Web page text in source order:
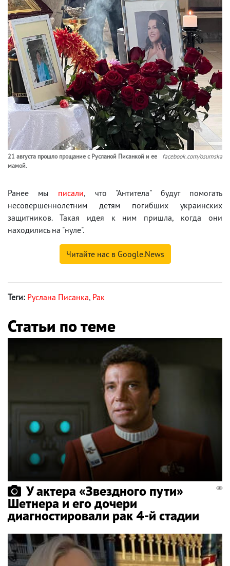
21 августа прошло прощание с Русланой Писанкой и ее
мамой.
facebook.com/osumska
Ранее мы писали, что "Антитела" будут помогать
несовершеннолетним детям погибших украинских
защитников. Такая идея к ним пришла, когда они
находились на "нуле".
Читайте нас в Google.News
Теги: Руслана Писанка, Рак
Статьи по теме
У актера «Звездного пути»
Шетнера и его дочери
диагностировали рак 4-й стадии